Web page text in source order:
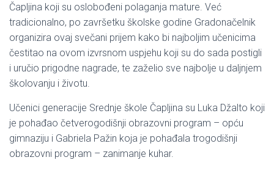
Čapljina koji su oslobođeni polaganja mature. Već
tradicionalno, po završetku školske godine Gradonačelnik
organizira ovaj svečani prijem kako bi najboljim učenicima
čestitao na ovom izvrsnom uspjehu koji su do sada postigli
i uručio prigodne nagrade, te zaželio sve najbolje u daljnjem
školovanju i životu.
Učenici generacije Srednje škole Čapljina su Luka Džalto koji
je pohađao četverogodišnji obrazovni program – opću
gimnaziju i Gabriela Pažin koja je pohađala trogodišnji
obrazovni program – zanimanje kuhar.